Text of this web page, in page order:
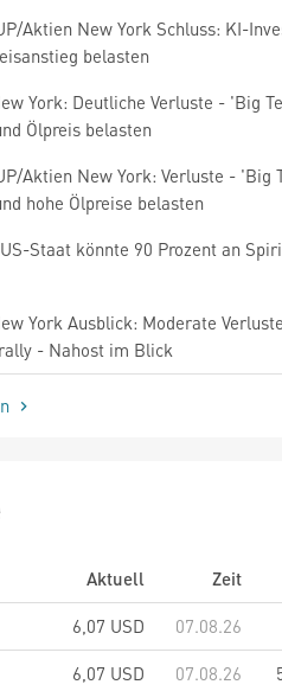
Aktien New York Schluss: KI-
belasten
York: Deutliche Verluste - 'Big
Ölpreis belasten
Aktien New York: Verluste - 'Big
hohe Ölpreise belasten
Staat könnte 90 Prozent an
York Ausblick: Moderate
- Nahost im Blick
Aktuell Zeit
6,07 USD 07.08.26
6,07 USD 07.08.26